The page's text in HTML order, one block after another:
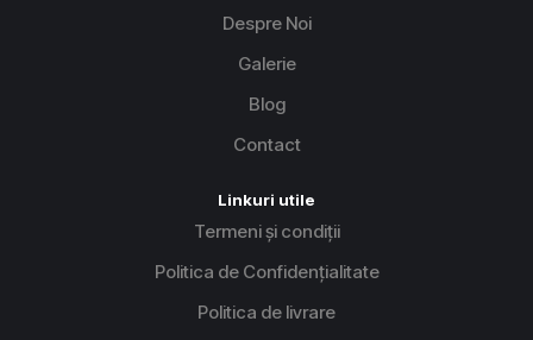
Despre Noi
Galerie
Blog
Contact
Linkuri utile
Termeni și condiții
Politica de Confidențialitate
Politica de livrare